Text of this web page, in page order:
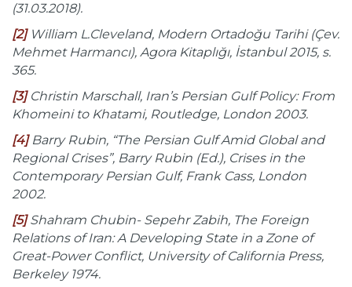
(31.03.2018).
[2]William L.Cleveland, Modern Ortadoğu Tarihi (Çev.
Mehmet Harmancı), Agora Kitaplığı, İstanbul 2015, s.
365.
[3]Christin Marschall, Iran’s Persian Gulf Policy: From
Khomeini to Khatami, Routledge, London 2003.
[4]Barry Rubin, “The Persian Gulf Amid Global and
Regional Crises”, Barry Rubin (Ed.), Crises in the
Contemporary Persian Gulf, Frank Cass, London
2002.
[5]Shahram Chubin- Sepehr Zabih, The Foreign
Relations of Iran: A Developing State in a Zone of
Great-Power Conflict, University of California Press,
Berkeley 1974.